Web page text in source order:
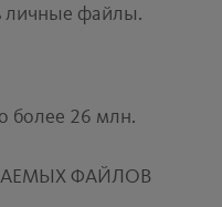
личные файлы.
более 26 млн.
ФАЙЛОВ